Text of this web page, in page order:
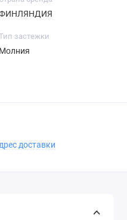
застежки
Молния
доставки